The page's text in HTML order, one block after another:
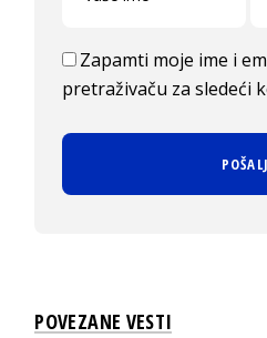
Zapamti moje ime i
pretraživaču za sledeći
POVEZANE VESTI